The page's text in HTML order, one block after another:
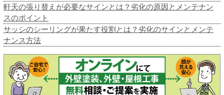
軒天の張り替えが必要なサインとは？劣化の原因とメンテナン
スのポイント
サッシのシーリングが果たす役割とは？劣化のサインとメンテ
ナンス方法